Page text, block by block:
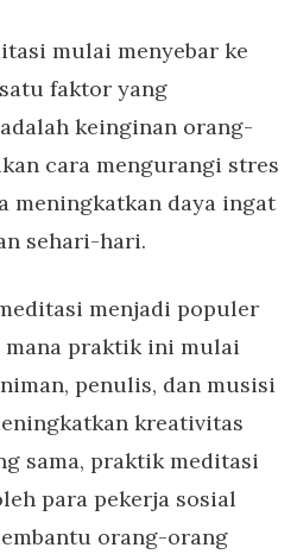
mulai menyebar ke
faktor yang
keinginan orang-
cara mengurangi stres
meningkatkan daya ingat
sehari-hari.
menjadi populer
mana praktik ini mulai
penulis, dan musisi
kreativitas
sama, praktik meditasi
para pekerja sosial
orang-orang